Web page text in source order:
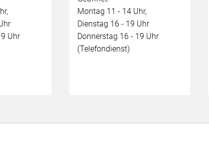
Uhr
Montag 11 - 14 Uhr,
Dienstag 16 - 19 Uhr
Donnerstag 16 - 19 Uhr
(Telefondienst)